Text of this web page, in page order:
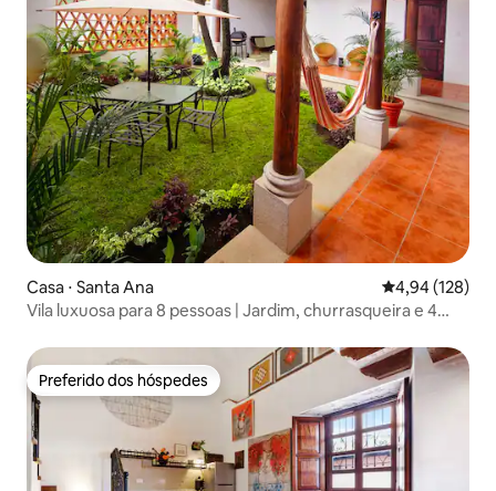
Casa ⋅ Santa Ana 4,94 de uma
4,94 (128)
​Vila luxuosa para 8 pessoas | Jardim, churrasqueira e 4
Preferido dos hóspedes
Preferido dos hóspedes